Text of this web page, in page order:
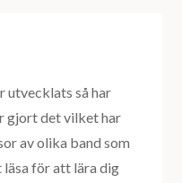
utvecklats så har
gjort det vilket har
av olika band som
läsa för att lära dig